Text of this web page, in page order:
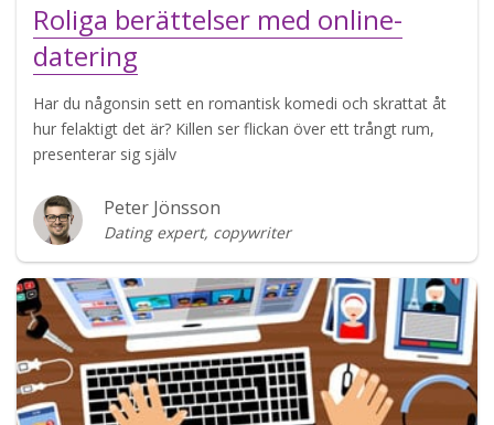
Roliga berättelser med online-
datering
Har du någonsin sett en romantisk komedi och skrattat åt
hur felaktigt det är? Killen ser flickan över ett trångt rum,
presenterar sig själv
Peter Jönsson
Dating expert, copywriter